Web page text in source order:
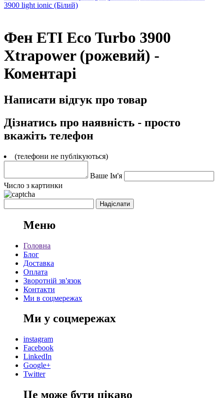
3900 light ionic (Білий)
Фен ETI Eco Turbo 3900
Xtrapower (рожевий) -
Коментарі
Написати відгук про товар
Дізнатись про наявність - просто
вкажіть телефон
(телефони не публікуються)
Ваше Ім'я
Число з картинки
Меню
Головна
Блог
Доставка
Оплата
Зворотній зв'язок
Контакти
Ми в соцмережах
Ми у соцмережах
instagram
Facebook
LinkedIn
Google+
Twitter
Це може бути цікаво